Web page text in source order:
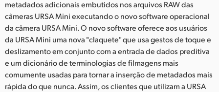
Poland
Portugal
Singapore
South Africa
metadados adicionais embutidos nos arquivos RAW das
câmeras URSA Mini executando o novo software operacional
da câmera URSA Mini. O novo software oferece aos usuários
da URSA Mini uma nova "claquete" que usa gestos de toque e
deslizamento em conjunto com a entrada de dados preditiva
e um dicionário de terminologias de filmagens mais
comumente usadas para tornar a inserção de metadados mais
rápida do que nunca. Assim, os clientes que utilizam a URSA